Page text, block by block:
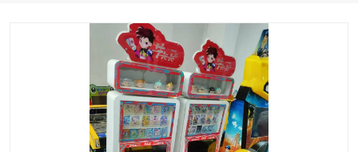
电玩城回收
儿童机回收
*机回收